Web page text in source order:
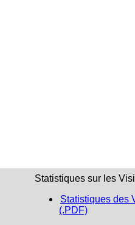
Statistiques sur les
Statistiques des
(.PDF)